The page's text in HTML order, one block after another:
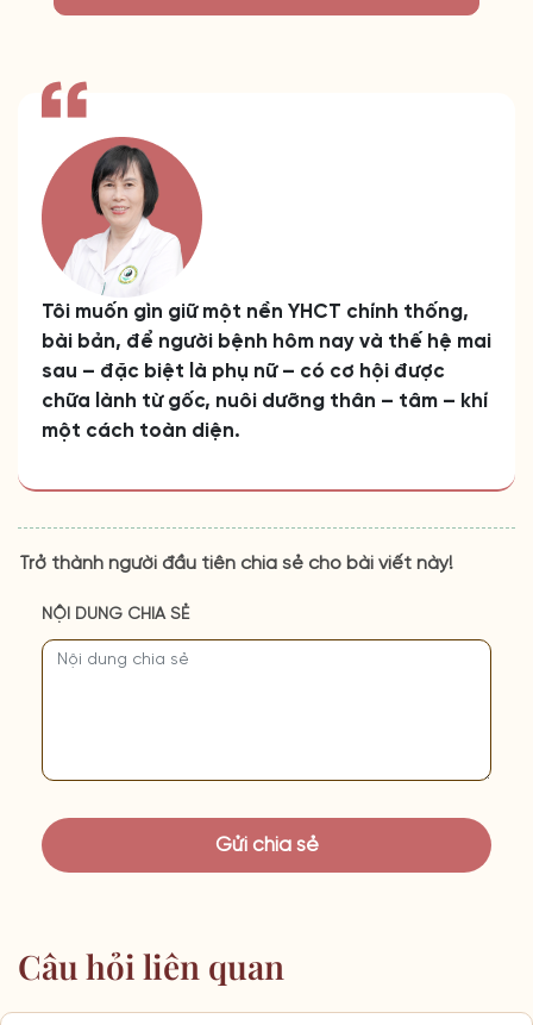
Tôi muốn gìn giữ một nền YHCT chính thống,
bài bản, để người bệnh hôm nay và thế hệ mai
sau – đặc biệt là phụ nữ – có cơ hội được
chữa lành từ gốc, nuôi dưỡng thân – tâm – khí
một cách toàn diện.
Trở thành người đầu tiên chia sẻ cho bài viết này!
NỘI DUNG CHIA SẺ
Câu hỏi liên quan